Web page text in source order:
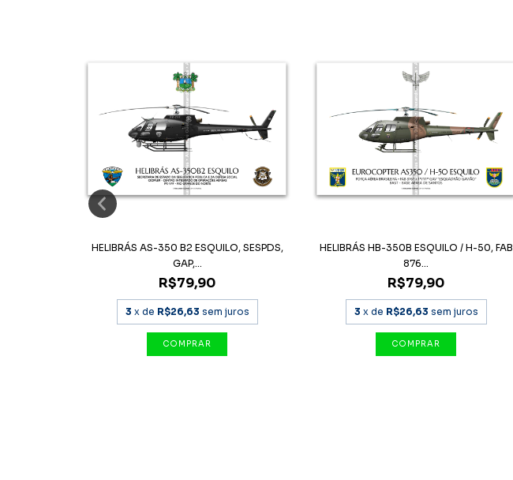
HELIBRÁS AS-350 B2 ESQUILO, SESPDS,
GAP,...
R$79,90
3 x de R$26,63 sem juros
HELIBRÁS HB-350B ESQUILO / H-50, FAB
876...
R$79,90
3 x de R$26,63 sem juros